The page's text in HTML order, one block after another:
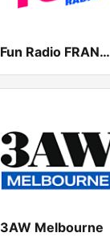
Fun Radio FRANCE
3AW Melbourne